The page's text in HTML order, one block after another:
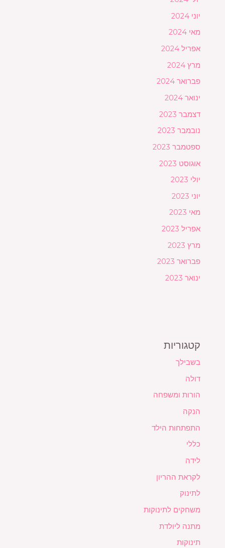
יוני 2024
מאי 2024
אפריל 2024
מרץ 2024
פברואר 2024
ינואר 2024
דצמבר 2023
נובמבר 2023
ספטמבר 2023
אוגוסט 2023
יולי 2023
יוני 2023
מאי 2023
אפריל 2023
מרץ 2023
פברואר 2023
ינואר 2023
קטגוריות
בשבילך
דולה
הורות ומשפחה
הנקה
התפתחות הילד
כללי
לידה
לקראת ההריון
לתינוק
משחקים לתינוקות
מתנה ליולדת
תינוקות